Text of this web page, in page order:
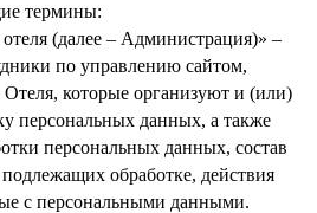
термины:
(далее – Администрация)» –
по управлению сайтом,
которые организуют и (или)
персональных данных, а также
персональных данных, состав
обработке, действия
с персональными данными.